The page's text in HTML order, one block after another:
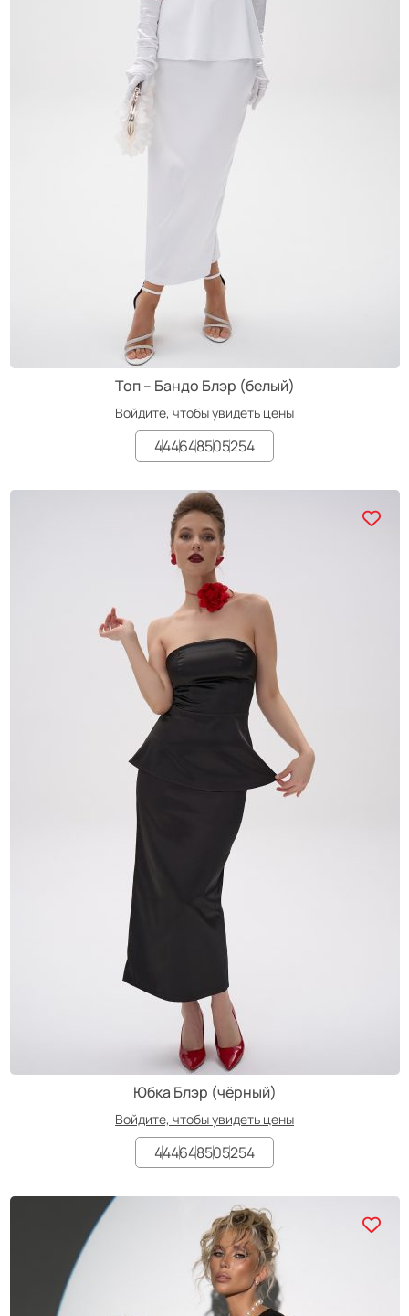
Топ – Бандо Блэр (белый)
Войдите, чтобы увидеть цены
444648505254
Юбка Блэр (чёрный)
Войдите, чтобы увидеть цены
444648505254